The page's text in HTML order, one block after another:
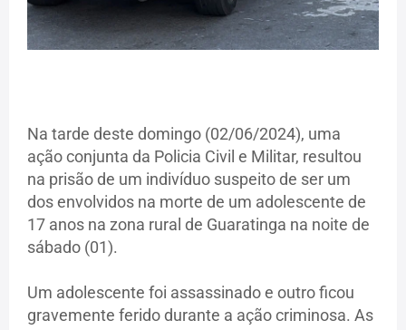
Na tarde deste domingo (02/06/2024), uma
ação conjunta da Policia Civil e Militar, resultou
na prisão de um indivíduo suspeito de ser um
dos envolvidos na morte de um adolescente de
17 anos na zona rural de Guaratinga na noite de
sábado (01).
Um adolescente foi assassinado e outro ficou
gravemente ferido durante a ação criminosa. As